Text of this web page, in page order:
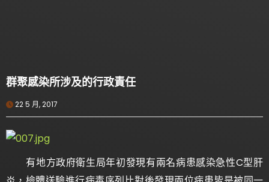
群聚感染所涉及的行政責任
22 5 月, 2017
有地方政府衛生局年初發現有兩名病患感染急性C型肝